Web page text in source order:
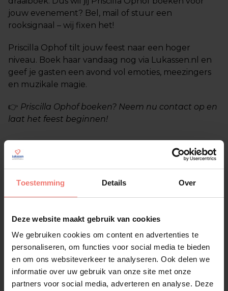
Toestemming Details Over
Deze website maakt gebruik van cookies
We gebruiken cookies om content en advertenties te
personaliseren, om functies voor social media te bieden
en om ons websiteverkeer te analyseren. Ook delen we
informatie over uw gebruik van onze site met onze
partners voor social media, adverteren en analyse. Deze
jouw evenement? Bel, mail of stuur een
rooksignaal – wij fixen het!
Priscilla Ophof tilt jouw feest naar een hoger
niveau. Boek haar vandaag nog via Lukassen.nl en
geef je gasten een avond vol emoties, meezingers
en muzikale magie.
👉 Priscilla Ophof boeken? Neem nu contact op en
laat het feest beginnen!
Alle artiesten